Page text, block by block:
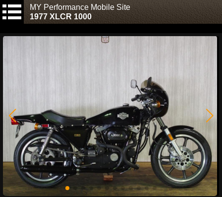
MY Performance Mobile Site
1977 XLCR 1000